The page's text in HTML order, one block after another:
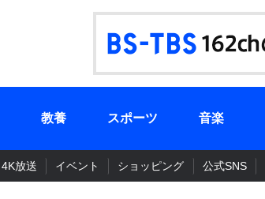
教養 スポーツ 音楽
4K放送 イベント ショッピング 公式SNS